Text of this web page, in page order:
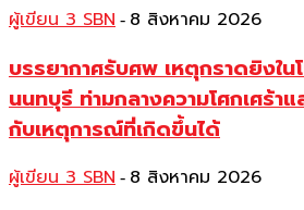
ผู้เขียน 3 SBN - 8 สิงหาคม 2026
บรรยากาศรับศพ เหตุกราดยิงใน
นนทบุรี ท่ามกลางความโศกเศร้าแ
กับเหตุการณ์ที่เกิดขึ้นได้
ผู้เขียน 3 SBN - 8 สิงหาคม 2026